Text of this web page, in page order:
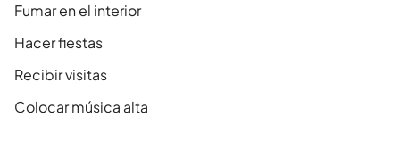
Fumar en el interior
Hacer fiestas
Recibir visitas
Colocar música alta